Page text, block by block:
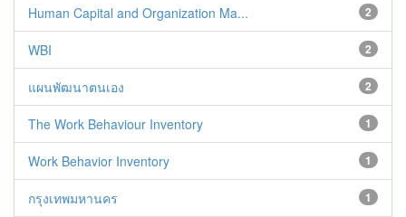
2
Human Capital and Organization Ma...
2
WBI
2
แผนพัฒนาตนเอง
1
The Work Behaviour Inventory
1
Work Behavior Inventory
1
กรุงเทพมหานคร